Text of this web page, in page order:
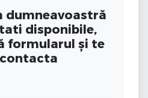
dumneavoastră
disponibile,
formularul și te